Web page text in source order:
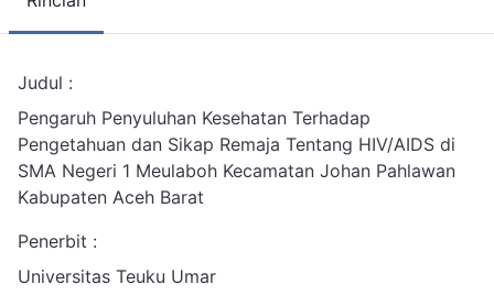
Judul :
Pengaruh Penyuluhan Kesehatan Terhadap
Pengetahuan dan Sikap Remaja Tentang HIV/AIDS di
SMA Negeri 1 Meulaboh Kecamatan Johan Pahlawan
Kabupaten Aceh Barat
Penerbit :
Universitas Teuku Umar